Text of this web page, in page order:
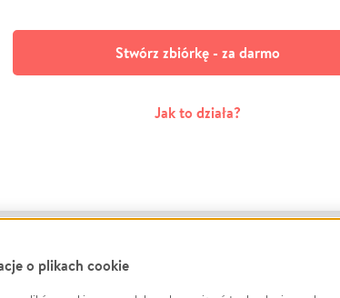
Stwórz zbiórkę - za darmo
Jak to działa?
o plikach cookie